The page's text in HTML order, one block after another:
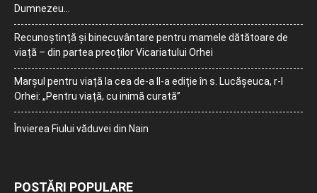
Dumnezeu…
Recunoștință și binecuvântare pentru mamele dătătoare de
viață – din partea preoților Vicariatului Orhei
Marșul pentru viață la cea de-a II-a ediție în s. Lucășeuca, r-l
Orhei: „Pentru viață, cu inimă curată”
Învierea Fiului văduvei din Nain
POSTĂRI POPULARE